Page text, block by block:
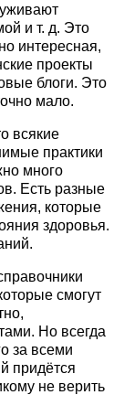
и т. д. Это
интересная,
проекты
блоги. Это
мало.
всякие
практики
много
Есть разные
которые
здоровья.
смогут
Но всегда
за всеми
придётся
не верить